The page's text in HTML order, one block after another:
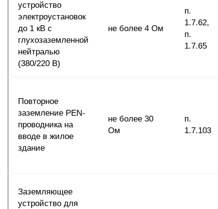
устройство
электроустановок
до 1 кВ с
глухозаземленной
нейтралью
(380/220 В)
не более 4 Ом
п.
1.7.62,
п.
1.7.65
Повторное
заземление PEN-
проводника на
вводе в жилое
здание
не более 30
Ом
п.
1.7.103
Заземляющее
устройство для